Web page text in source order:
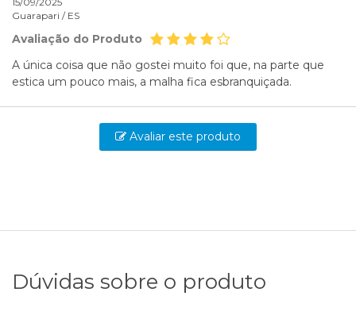
Guarapari / ES
Avaliação do Produto
A única coisa que não gostei muito foi que, na parte que
estica um pouco mais, a malha fica esbranquiçada.
Avaliar este produto
Dúvidas sobre o produto